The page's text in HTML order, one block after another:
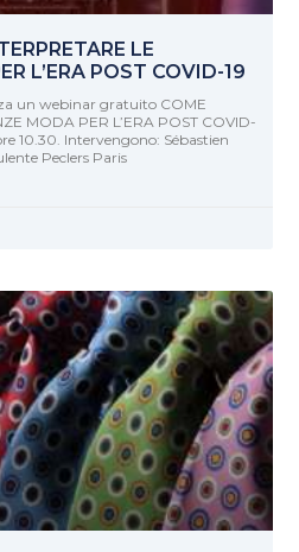
LE
L’ERA POST COVID-19
un webinar gratuito COME
MODA PER L’ERA POST COVID-
10.30. Intervengono: Sébastien
Peclers Paris